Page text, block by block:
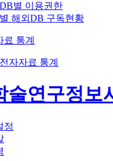
별 이용권한
해외DB 구독현황
료 통계
자자료 통계
정